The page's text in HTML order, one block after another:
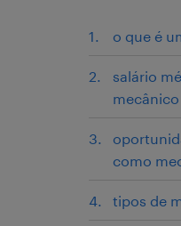
o que é
salário
mecânico
como
tipos de